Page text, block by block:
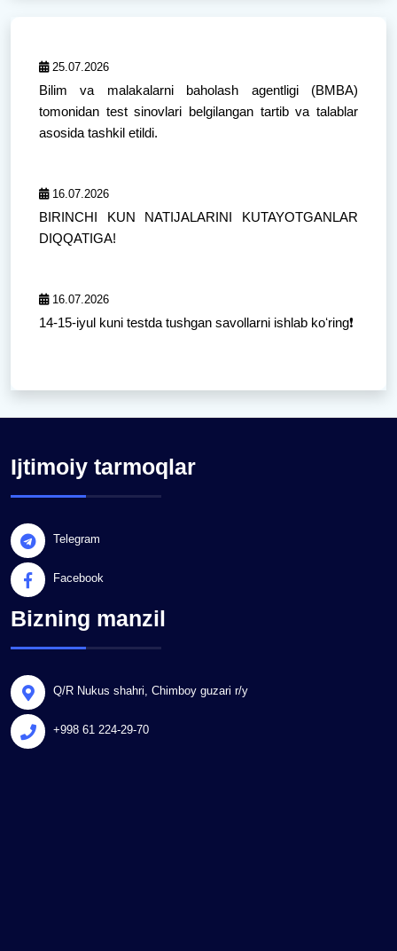
25.07.2026
Bilim va malakalarni baholash agentligi (BMBA)
tomonidan test sinovlari belgilangan tartib va talablar
asosida tashkil etildi.
16.07.2026
BIRINCHI KUN NATIJALARINI KUTAYOTGANLAR
DIQQATIGA!
16.07.2026
14-15-iyul kuni testda tushgan savollarni ishlab koʻring❗️
Ijtimoiy tarmoqlar
Telegram
Facebook
Bizning manzil
Q/R Nukus shahri, Chimboy guzari r/y
+998 61 224-29-70